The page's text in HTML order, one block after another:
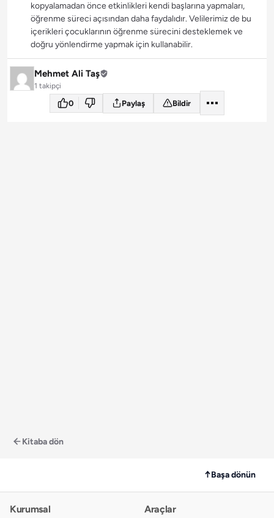
kopyalamadan önce etkinlikleri kendi başlarına yapmaları,
öğrenme süreci açısından daha faydalıdır. Velilerimiz de bu
içerikleri çocuklarının öğrenme sürecini desteklemek ve
doğru yönlendirme yapmak için kullanabilir.
Mehmet Ali Taş
1 takipçi
0 Paylaş Bildir
Kitaba dön
↑Başa dönün
Kurumsal Araçlar